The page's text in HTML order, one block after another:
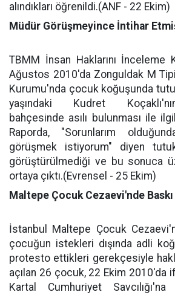
alındıkları öğrenildi.(ANF - 22 Ekim)
Müdür Görüşmeyince İntihar
TBMM İnsan Haklarını İnceleme
Ağustos 2010'da Zonguldak M
Kurumu'nda çocuk koğuşunda
yaşındaki Kudret
bahçesinde asılı bulunması ile
Raporda, "Sorunlarım
görüşmek istiyorum" diyen
görüştürülmediği ve bu sonuca
ortaya çıktı.(Evrensel - 25 Ekim)
Maltepe Çocuk Cezaevi'nde Baskı
İstanbul Maltepe Çocuk
çocuğun istekleri dışında adli
protesto ettikleri gerekçesiyle
açılan 26 çocuk, 22 Ekim 2010'da
Kartal Cumhuriyet